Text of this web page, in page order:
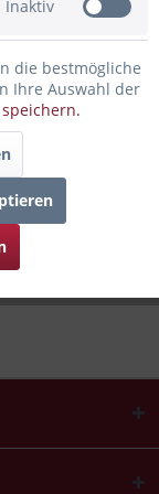
mehr
mehr
Inaktiv
die bestmögliche
Ihre Auswahl der
speichern.